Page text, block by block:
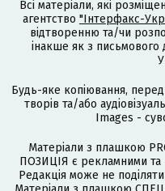
Всі матеріали, які
агентство "Інтерфакс-
відтворенню та/чи
інакше як з письмового
Будь-яке копіювання,
творів та/або
Images -
Матеріали з плашкою
ПОЗИЦІЯ є рекламними та
Редакція може не